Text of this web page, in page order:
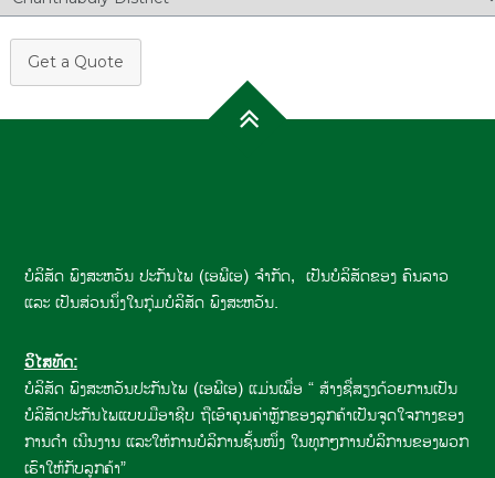
Get a Quote
ບໍລິສັດ ພົງສະຫວັນ ປະກັນໄພ (ເອພີເອ) ຈໍາກັດ, ເປັນບໍລິສັດຂອງ ຄົນລາວ
ແລະ ເປັນສ່ວນນຶ່ງໃນກຸ່ມບໍລິສັດ ພົງສະຫວັນ.
ວິໄສທັດ:
ບໍລິສັດ ພົງສະຫວັນປະກັນໄພ (ເອພີເອ) ແມ່ນເພື່ອ “ ສ້າງຊື່ສຽງດ້ວຍການເປັນ
ບໍລິສັດປະກັນໄພແບບມືອາຊີບ ຖືເອົາຄຸນຄ່າຫຼັກຂອງລູກຄ້າເປັນຈຸດໃຈກາງຂອງ
ການດຳ ເນີນງານ ແລະໃຫ້ການບໍລິການຊັ້ນໜຶ່ງ ໃນທຸກໆການບໍລິການຂອງພວກ
ເຮົາໃຫ້ກັບລູກຄ້າ”